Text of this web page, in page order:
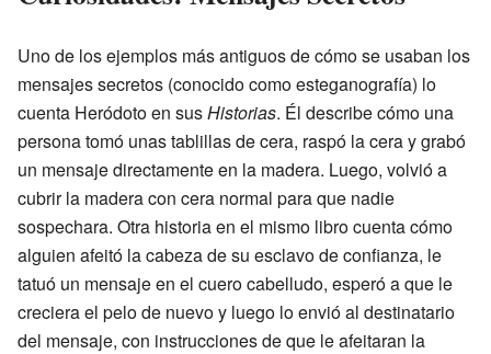
Uno de los ejemplos más antiguos de cómo se usaban los
mensajes secretos (conocido como esteganografía) lo
cuenta Heródoto en susHistorias. Él describe cómo una
persona tomó unas tablillas de cera, raspó la cera y grabó
un mensaje directamente en la madera. Luego, volvió a
cubrir la madera con cera normal para que nadie
sospechara. Otra historia en el mismo libro cuenta cómo
alguien afeitó la cabeza de su esclavo de confianza, le
tatuó un mensaje en el cuero cabelludo, esperó a que le
creciera el pelo de nuevo y luego lo envió al destinatario
del mensaje, con instrucciones de que le afeitaran la